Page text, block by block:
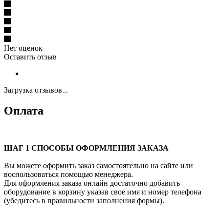
Нет оценок
Оставить отзыв
Загрузка отзывов...
Оплата
ШАГ 1 СПОСОБЫ ОФОРМЛЕНИЯ ЗАКАЗА
Вы можете оформить заказ самостоятельно на сайте или
воспользоваться помощью менеджера.
Для оформления заказа онлайн достаточно добавить
оборудование в корзину указав свое имя и номер телефона
(убедитесь в правильности заполнения формы).